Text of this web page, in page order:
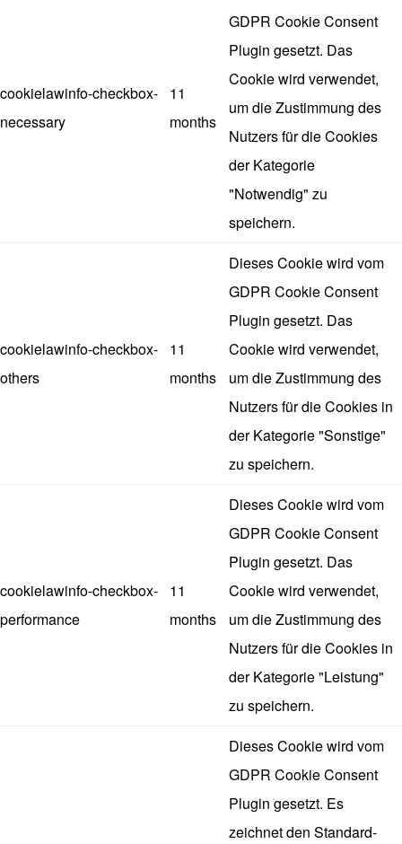
cookielawinfo-checkbox-
necessary
11
months
GDPR Cookie Consent
Plugin gesetzt. Das
Cookie wird verwendet,
um die Zustimmung des
Nutzers für die Cookies
der Kategorie
"Notwendig" zu
speichern.
cookielawinfo-checkbox-
others
11
months
Dieses Cookie wird vom
GDPR Cookie Consent
Plugin gesetzt. Das
Cookie wird verwendet,
um die Zustimmung des
Nutzers für die Cookies in
der Kategorie "Sonstige"
zu speichern.
cookielawinfo-checkbox-
performance
11
months
Dieses Cookie wird vom
GDPR Cookie Consent
Plugin gesetzt. Das
Cookie wird verwendet,
um die Zustimmung des
Nutzers für die Cookies in
der Kategorie "Leistung"
zu speichern.
Dieses Cookie wird vom
GDPR Cookie Consent
Plugin gesetzt. Es
zeichnet den Standard-